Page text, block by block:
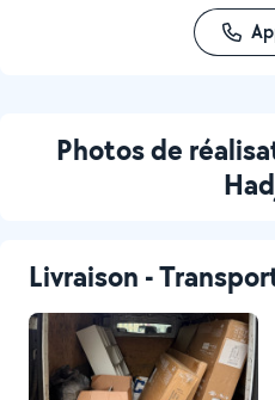
Photos de
Livraison -